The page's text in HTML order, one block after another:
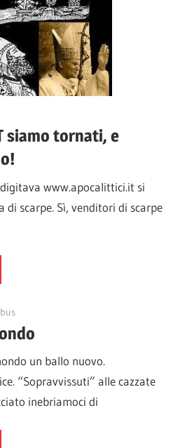
siamo tornati, e
www.apocalittici.it si
scarpe. Sì, venditori di scarpe
un ballo nuovo.
“Sopravvissuti” alle cazzate
inebriamoci di